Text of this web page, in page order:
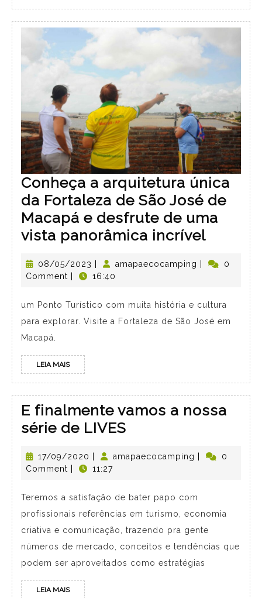
Conheça a arquitetura única
da Fortaleza de São José de
Macapá e desfrute de uma
vista panorâmica incrível
08/05/2023 amapaecocamping
0
Comment
16:40
um Ponto Turístico com muita história e cultura
para explorar. Visite a Fortaleza de São José em
Macapá.
LEIA MAIS
E finalmente vamos a nossa
série de LIVES
17/09/2020 amapaecocamping
0
Comment
11:27
Teremos a satisfação de bater papo com
profissionais referências em turismo, economia
criativa e comunicação, trazendo pra gente
números de mercado, conceitos e tendências que
podem ser aproveitados como estratégias
LEIA MAIS